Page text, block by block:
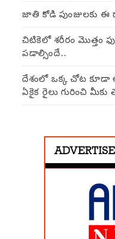
జాతి కోడి పుంజులకు
చిటికెలో శరీరం మొత్తం
పడాల్సిందే..
దేశంలో ఒక్క చోట కూడా
ఏకైక రైలు గురించి మీకు